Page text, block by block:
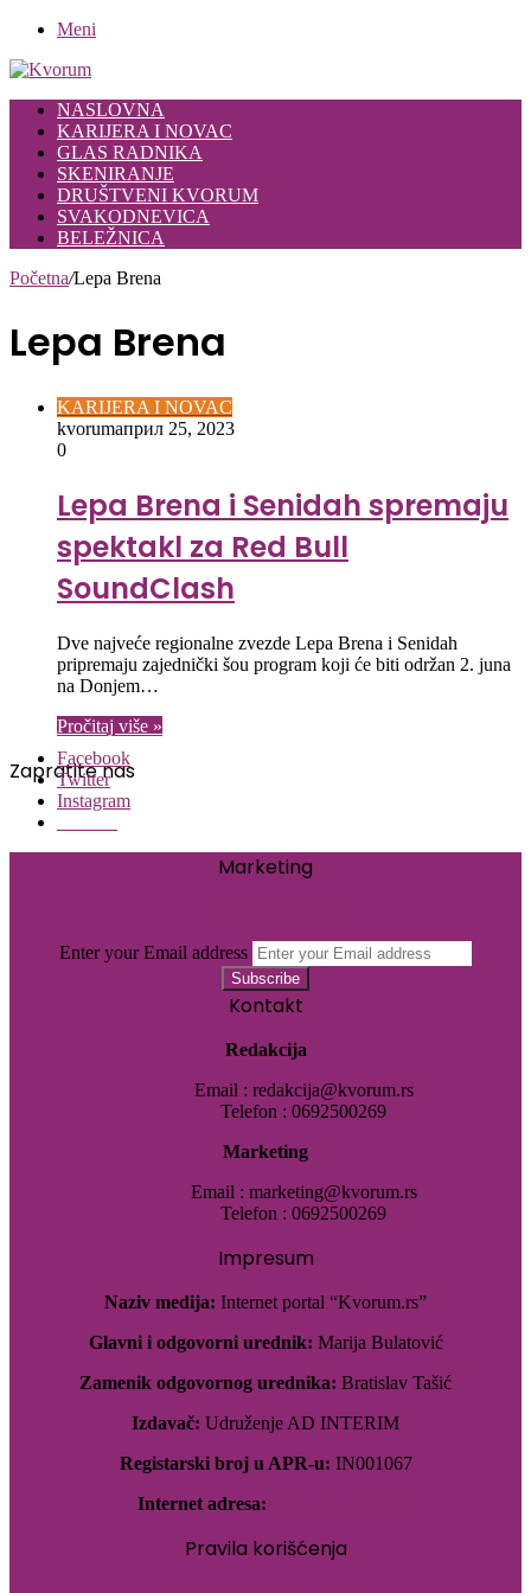
Meni
NASLOVNA
KARIJERA I NOVAC
GLAS RADNIKA
SKENIRANJE
DRUŠTVENI KVORUM
SVAKODNEVICA
BELEŽNICA
Početna/Lepa Brena
Lepa Brena
KARIJERA I NOVAC
kvorumаприл 25, 2023
0
Lepa Brena i Senidah spremaju
spektakl za Red Bull
SoundClash
Dve najveće regionalne zvezde Lepa Brena i Senidah
pripremaju zajednički šou program koji će biti održan 2. juna
na Donjem…
Pročitaj više »
Zapratite nas
Facebook
Twitter
Instagram
Marketing
Enter your Email address
Kontakt
Redakcija
Email : redakcija@kvorum.rs
Telefon : 0692500269
Marketing
Email : marketing@kvorum.rs
Telefon : 0692500269
Impresum
Naziv medija: Internet portal “Kvorum.rs”
Glavni i odgovorni urednik: Marija Bulatović
Zamenik odgovornog urednika: Bratislav Tašić
Izdavač: Udruženje AD INTERIM
Registarski broj u APR-u: IN001067
Internet adresa:
Pravila korišćenja